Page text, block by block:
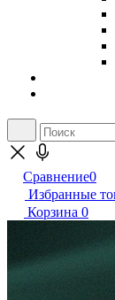
Сравнение0
Избранные
Корзина 0